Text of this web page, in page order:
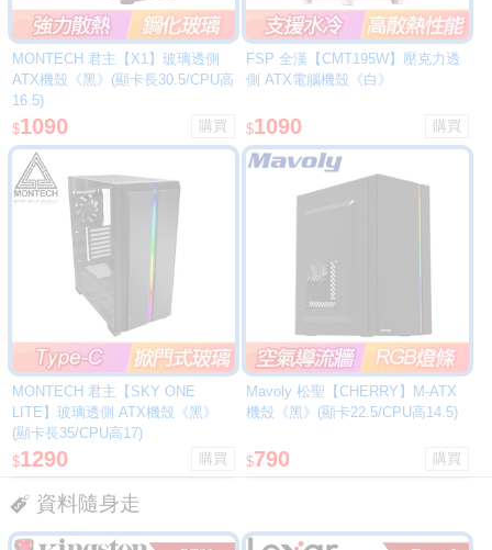
MONTECH 君主【X1】玻璃透側
ATX機殼《黑》(顯卡長30.5/CPU高
16.5)
$1090
FSP 全漢【CMT195W】壓克力透
側 ATX電腦機殼《白》
$1090
MONTECH 君主【SKY ONE
LITE】玻璃透側 ATX機殼《黑》
(顯卡長35/CPU高17)
$1290
Mavoly 松聖【CHERRY】M-ATX
機殼《黑》(顯卡22.5/CPU高14.5)
$790
資料隨身走